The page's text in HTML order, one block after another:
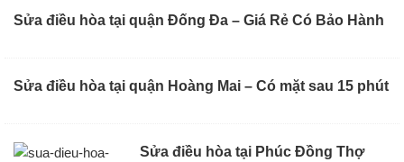
Sửa điều hòa tại quận Đống Đa – Giá Rẻ Có Bảo Hành
Sửa điều hòa tại quận Hoàng Mai – Có mặt sau 15 phút
Sửa điều hòa tại Phúc Đồng Thợ